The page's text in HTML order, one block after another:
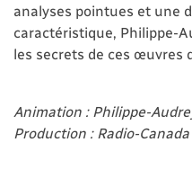
analyses pointues et une
caractéristique, Philippe-
les secrets de ces œuvres
Animation : Philippe-
Production : Radio-Canada